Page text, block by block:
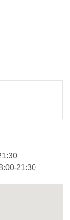
21:30